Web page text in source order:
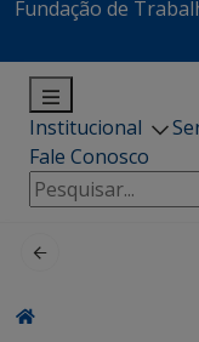
Fundação de
Institucional
Fale Conosco
Pesquisar
por: